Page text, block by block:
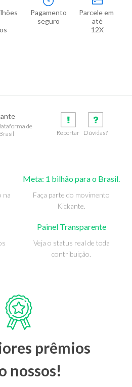
Pagamento
seguro
Parcele em
até
12X
de
Reportar Dúvidas?
na
Meta: 1 bilhão para o Brasil.
Faça parte do movimento
Kickante.
Painel Transparente
Veja o status real de toda
contribuição.
prêmios
nossos!